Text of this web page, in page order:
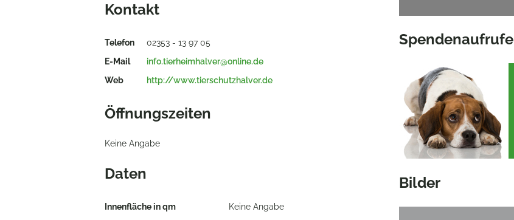
Kontakt
Telefon
02353 - 13 97 05
E-Mail
info.tierheimhalver@online.de
Web
http://www.tierschutzhalver.de
Öffnungszeiten
Keine Angabe
Daten
Innenfläche in qm
Keine Angabe
Spendenaufrufe
Bilder